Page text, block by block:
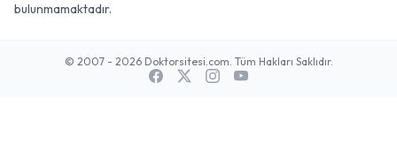
bulunmamaktadır.
© 2007 - 2026 Doktorsitesi.com. Tüm Hakları Saklıdır.